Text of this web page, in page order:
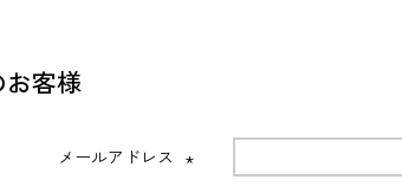
客様
メールアドレス